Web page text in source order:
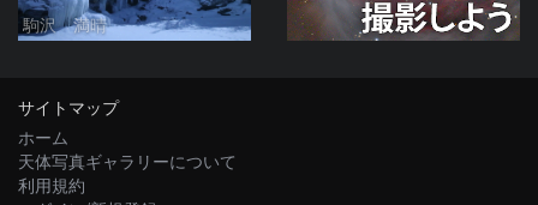
駒沢 満晴
サイトマップ
ホーム
天体写真ギャラリーについて
利用規約